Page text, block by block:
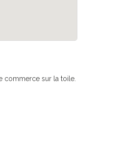
commerce sur la toile.